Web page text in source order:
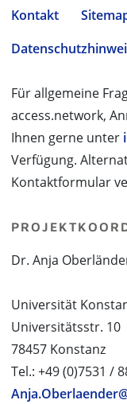
Kontakt
Für allgemeine
access.network,
Ihnen gerne unter
Verfügung.
Kontaktformular
Dr. Anja
Universität
Universitätsstr. 10
78457 Konstanz
Tel.: +49 (0)7531 /